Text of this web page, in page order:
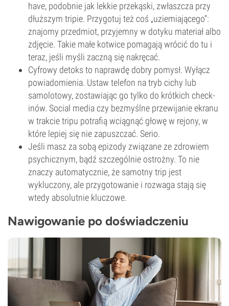
have, podobnie jak lekkie przekąski, zwłaszcza przy
dłuższym tripie. Przygotuj też coś „uziemiającego”:
znajomy przedmiot, przyjemny w dotyku materiał albo
zdjęcie. Takie małe kotwice pomagają wrócić do tu i
teraz, jeśli myśli zaczną się nakręcać.
Cyfrowy detoks to naprawdę dobry pomysł. Wyłącz
powiadomienia. Ustaw telefon na tryb cichy lub
samolotowy, zostawiając go tylko do krótkich check-
inów. Social media czy bezmyślne przewijanie ekranu
w trakcie tripu potrafią wciągnąć głowę w rejony, w
które lepiej się nie zapuszczać. Serio.
Jeśli masz za sobą epizody związane ze zdrowiem
psychicznym, bądź szczególnie ostrożny. To nie
znaczy automatycznie, że samotny trip jest
wykluczony, ale przygotowanie i rozwaga stają się
wtedy absolutnie kluczowe.
Nawigowanie po doświadczeniu